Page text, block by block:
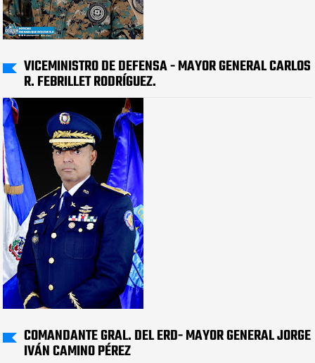
VICEMINISTRO DE DEFENSA - MAYOR GENERAL CARLOS
R. FEBRILLET RODRÍGUEZ.
COMANDANTE GRAL. DEL ERD- MAYOR GENERAL JORGE
IVÁN CAMINO PÉREZ